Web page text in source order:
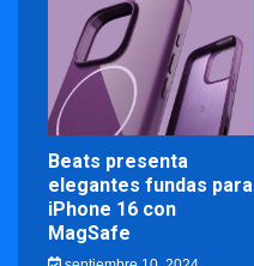
Beats presenta
elegantes fundas para
iPhone 16 con
MagSafe